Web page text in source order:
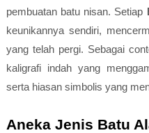
pembuatan batu nisan. Setiap
keunikannya sendiri,
yang telah pergi. Sebagai
kaligrafi indah yang
serta hiasan simbolis yang
Aneka Jenis Batu